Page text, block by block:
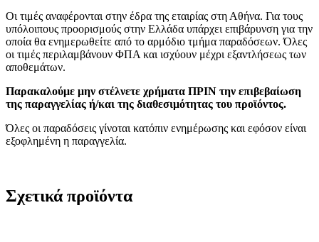
Οι τιμές αναφέρονται στην έδρα της εταιρίας στη Αθήνα. Για τους
υπόλοιπους προορισμούς στην Ελλάδα υπάρχει επιβάρυνση για την
οποία θα ενημερωθείτε από το αρμόδιο τμήμα παραδόσεων. Όλες
οι τιμές περιλαμβάνουν ΦΠΑ και ισχύουν μέχρι εξαντλήσεως των
αποθεμάτων.
Παρακαλούμε μην στέλνετε χρήματα ΠΡΙΝ την επιβεβαίωση
της παραγγελίας ή/και της διαθεσιμότητας του προϊόντος.
Όλες οι παραδόσεις γίνοται κατόπιν ενημέρωσης και εφόσον είναι
εξοφλημένη η παραγγελία.
Σχετικά προϊόντα